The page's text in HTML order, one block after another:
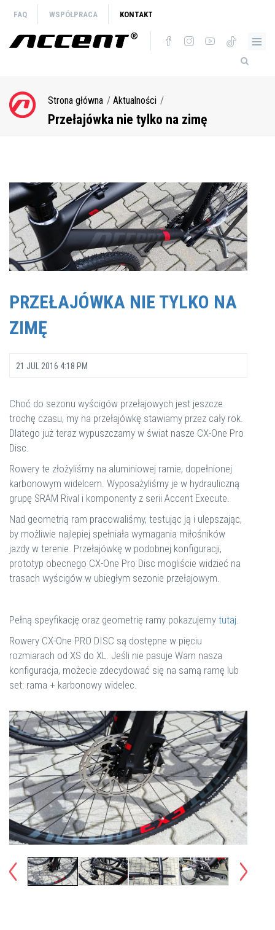
treści
FAQ WSPÓŁPRACA KONTAKT
Ścieżka
nawigacyjna
Strona główna Aktualności
Przełajówka nie tylko na zimę
PRZEŁAJÓWKA NIE TYLKO NA
ZIMĘ
21 JUL 2016 4:18 PM
Choć do sezonu wyścigów przełajowych jest jeszcze
trochę czasu, my na przełajówkę stawiamy przez cały rok.
Dlatego już teraz wypuszczamy w świat nasze CX-One Pro
Disc.
Rowery te złożyliśmy na aluminiowej ramie, dopełnionej
karbonowym widelcem. Wyposażyliśmy je w hydrauliczną
grupę SRAM Rival i komponenty z serii Accent Execute.
Nad geometrią ram pracowaliśmy, testując ją i ulepszając,
by możliwie najlepiej spełniała wymagania miłośników
jazdy w terenie. Przełajówkę w podobnej konfiguracji,
prototyp obecnego CX-One Pro Disc mogliście widzieć na
trasach wyścigów w ubiegłym sezonie przełajowym.
Pełną speyfikację oraz geometrię ramy pokazujemy tutaj.
Rowery CX-One PRO DISC są dostępne w pięciu
rozmiarach od XS do XL. Jeśli nie pasuje Wam nasza
konfiguracja, możecie zdecydować się na samą ramę lub
set: rama + karbonowy widelec.